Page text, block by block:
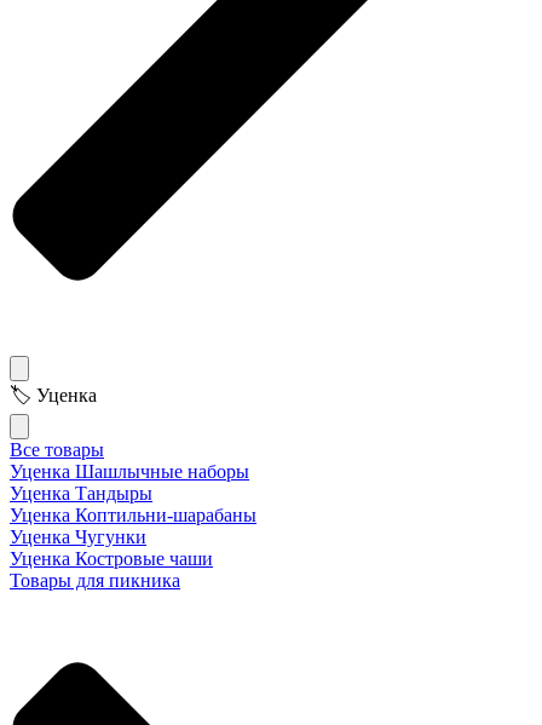
🏷 Уценка
Все товары
Уценка Шашлычные наборы
Уценка Тандыры
Уценка Коптильни-шарабаны
Уценка Чугунки
Уценка Костровые чаши
Товары для пикника